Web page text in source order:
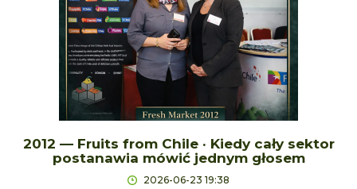
2012 — Fruits from Chile · Kiedy cały sektor
postanawia mówić jednym głosem
2026-06-23 19:38